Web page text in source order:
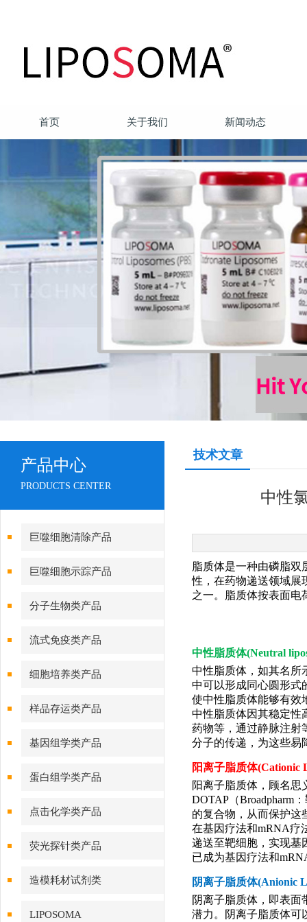
首页 关于我们 新闻动态
产品中心
PRODUCTS CENTER
巨噬细胞清除产品
巨噬细胞示踪产品
分子生物类产品
流式免疫类产品
细胞培养类产品
样品存运类产品
基因组学类产品
蛋白组学类产品
点击化学类产品
荧光探针类产品
造模耗材试剂类
LIPOSOMA
技术文章
中性
脂质体是一种由磷脂
性，在药物递送领域展
之一。脂质体按表面电
中性脂质体(Neutral
中性脂质体，如其名所
中可以形成同心圆形式
使中性脂质体能够有效
中性脂质体因其稳定性
药物等，通过静脉注射
分子的传递，为这些易
阳离子脂质体(Cationic
阳离子脂质体，顾名
DOTAP（Broadpharm
的复合物，从而保护这
在基因疗法和mRNA疗
递送至靶细胞，实现基
已成为基因疗法和
阴离子脂质体(Anionic
阴离子脂质体，即表
潜力。阴离子脂质体可